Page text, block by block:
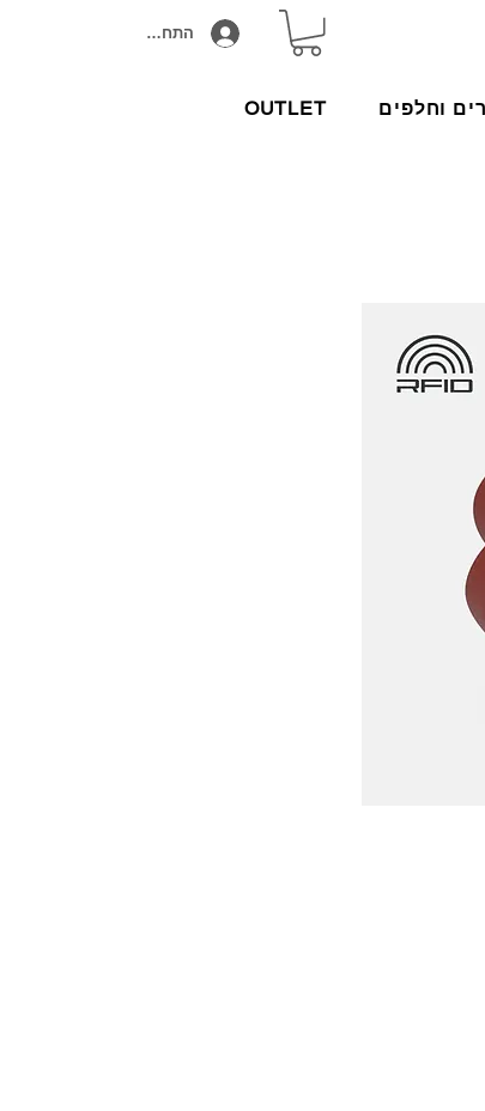
התחבר/הירשם
OUTLET וחלפים